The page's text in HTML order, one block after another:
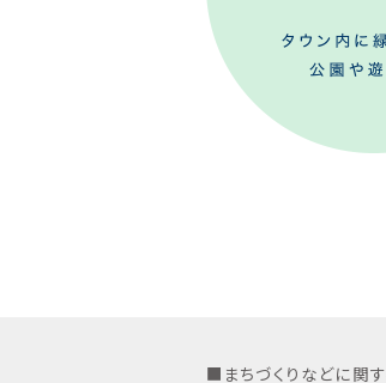
■まちづくりなどに関